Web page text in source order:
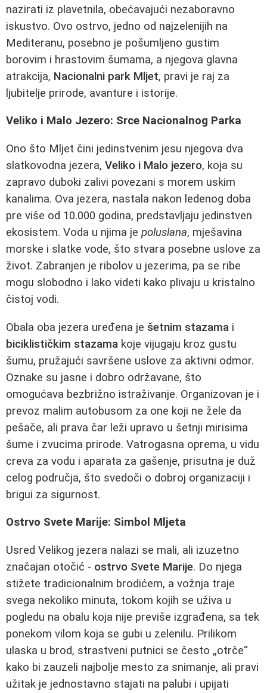
nazirati iz plavetnila, obećavajući nezaboravno
iskustvo. Ovo ostrvo, jedno od najzelenijih na
Mediteranu, posebno je pošumljeno gustim
borovim i hrastovim šumama, a njegova glavna
atrakcija, Nacionalni park Mljet, pravi je raj za
ljubitelje prirode, avanture i istorije.
Veliko i Malo Jezero: Srce Nacionalnog Parka
Ono što Mljet čini jedinstvenim jesu njegova dva
slatkovodna jezera, Veliko i Malo jezero, koja su
zapravo duboki zalivi povezani s morem uskim
kanalima. Ova jezera, nastala nakon ledenog doba
pre više od 10.000 godina, predstavljaju jedinstven
ekosistem. Voda u njima je poluslana, mješavina
morske i slatke vode, što stvara posebne uslove za
život. Zabranjen je ribolov u jezerima, pa se ribe
mogu slobodno i lako videti kako plivaju u kristalno
čistoj vodi.
Obala oba jezera uređena je šetnim stazama i
biciklističkim stazama koje vijugaju kroz gustu
šumu, pružajući savršene uslove za aktivni odmor.
Oznake su jasne i dobro održavane, što
omogućava bezbrižno istraživanje. Organizovan je i
prevoz malim autobusom za one koji ne žele da
pešače, ali prava čar leži upravo u šetnji mirisima
šume i zvucima prirode. Vatrogasna oprema, u vidu
creva za vodu i aparata za gašenje, prisutna je duž
celog područja, što svedoči o dobroj organizaciji i
brigui za sigurnost.
Ostrvo Svete Marije: Simbol Mljeta
Usred Velikog jezera nalazi se mali, ali izuzetno
značajan otočić - ostrvo Svete Marije. Do njega
stižete tradicionalnim brodićem, a vožnja traje
svega nekoliko minuta, tokom kojih se uživa u
pogledu na obalu koja nije previše izgrađena, sa tek
ponekom vilom koja se gubi u zelenilu. Prilikom
ulaska u brod, strastveni putnici se često „otrče“
kako bi zauzeli najbolje mesto za snimanje, ali pravi
užitak je jednostavno stajati na palubi i upijati